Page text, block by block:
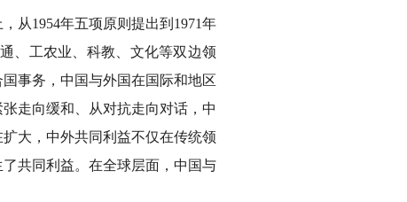
从1954年五项原则提出到1971年
、工农业、科教、文化等双边领
事务，中国与外国在国际和地区
走向缓和、从对抗走向对话，中
大，中外共同利益不仅在传统领
共同利益。在全球层面，中国与